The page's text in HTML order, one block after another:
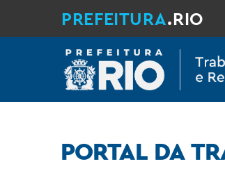
PREFEITURA.RIO
PORTAL DA